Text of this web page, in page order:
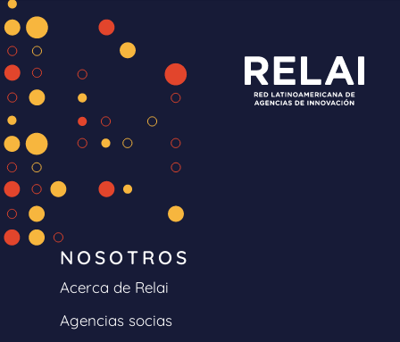
NOSOTROS
Acerca de Relai
Agencias socias